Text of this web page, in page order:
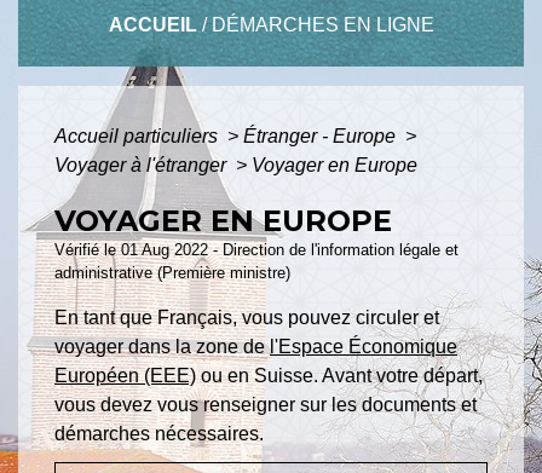
ACCUEIL/DÉMARCHES EN LIGNE
Accueil particuliers > Étranger - Europe >
Voyager à l'étranger > Voyager en Europe
VOYAGER EN EUROPE
Vérifié le 01 Aug 2022 - Direction de l'information légale et
administrative (Première ministre)
En tant que Français, vous pouvez circuler et
voyager dans la zone del'Espace Économique
Européen (EEE)ou en Suisse. Avant votre départ,
vous devez vous renseigner sur les documents et
démarches nécessaires.